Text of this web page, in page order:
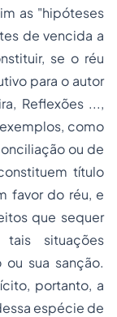
as "hipóteses
de vencida a
se o réu
para o autor
Reflexões ...,
como
ou de
título
favor do réu, e
que sequer
situações
sua sanção.
portanto, a
espécie de